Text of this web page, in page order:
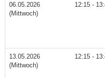
06.05.2026
(Mittwoch)
12:15 -
13.05.2026
(Mittwoch)
12:15 -